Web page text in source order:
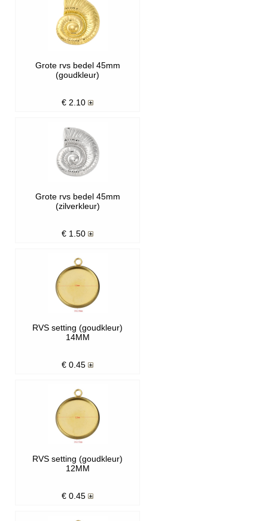
Grote rvs bedel 45mm
(goudkleur)
€ 2.10
Grote rvs bedel 45mm
(zilverkleur)
€ 1.50
RVS setting (goudkleur)
14MM
€ 0.45
RVS setting (goudkleur)
12MM
€ 0.45